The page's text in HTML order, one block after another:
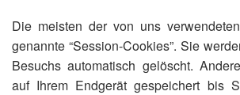
Die meisten der von uns
genannte “Session-Cookies”. Sie
Besuchs automatisch gelöscht.
auf Ihrem Endgerät gespeichert bis